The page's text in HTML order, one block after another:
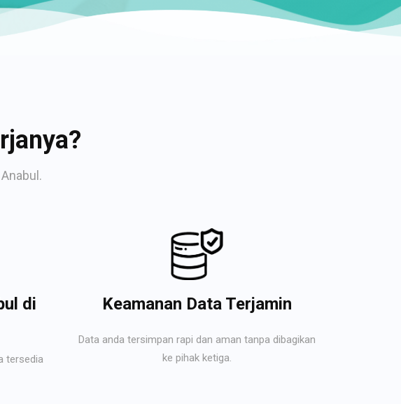
di
tersedia
Keamanan Data Terjamin
Data anda tersimpan rapi dan aman tanpa dibagikan
ke pihak ketiga.